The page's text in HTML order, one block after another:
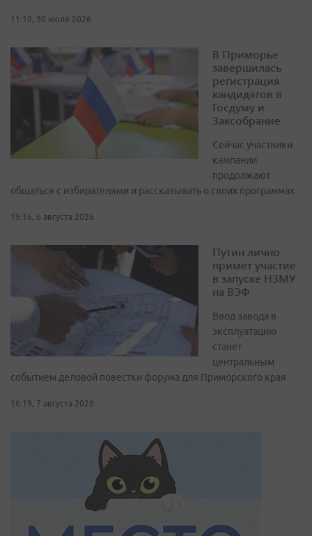
11:10, 30 июля 2026
В Приморье
завершилась
регистрация
кандидатов в
Госдуму и
Заксобрание
Сейчас участники
кампании
продолжают
общаться с избирателями и рассказывать о своих программах
19:16, 6 августа 2026
Путин лично
примет участие
в запуске НЗМУ
на ВЭФ
Ввод завода в
эксплуатацию
станет
центральным
событием деловой повестки форума для Приморского края
16:19, 7 августа 2026